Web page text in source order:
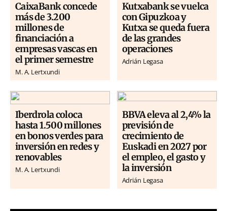
CaixaBank concede
más de 3.200
millones de
financiación a
empresas vascas en
el primer semestre
M. A. Lertxundi
Kutxabank se vuelca
con Gipuzkoa y
Kutxa se queda fuera
de las grandes
operaciones
Adrián Legasa
Iberdrola coloca
hasta 1.500 millones
en bonos verdes para
inversión en redes y
renovables
M. A. Lertxundi
BBVA eleva al 2,4% la
previsión de
crecimiento de
Euskadi en 2027 por
el empleo, el gasto y
la inversión
Adrián Legasa